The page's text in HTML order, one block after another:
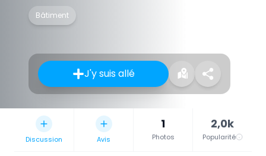
Bâtiment
J'y suis allé
Discussion Avis
1
Photos
2,0k
Popularité